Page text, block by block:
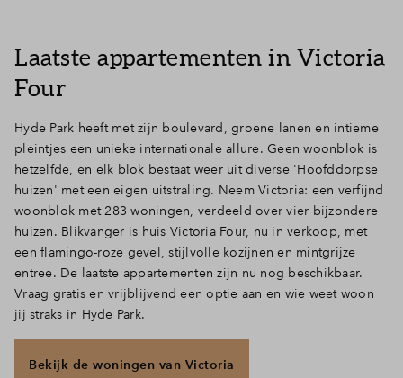
Laatste appartementen in Victoria
Four
Hyde Park heeft met zijn boulevard, groene lanen en intieme
pleintjes een unieke internationale allure. Geen woonblok is
hetzelfde, en elk blok bestaat weer uit diverse 'Hoofddorpse
huizen' met een eigen uitstraling. Neem Victoria: een verfijnd
woonblok met 283 woningen, verdeeld over vier bijzondere
huizen. Blikvanger is huis Victoria Four, nu in verkoop, met
een flamingo-roze gevel, stijlvolle kozijnen en mintgrijze
entree. De laatste appartementen zijn nu nog beschikbaar.
Vraag gratis en vrijblijvend een optie aan en wie weet woon
jij straks in Hyde Park.
Bekijk de woningen van Victoria